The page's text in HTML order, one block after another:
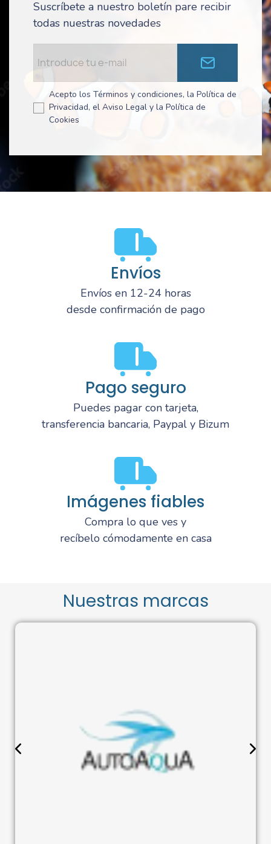
Suscríbete a nuestro boletín pare recibir
todas nuestras novedades
Acepto los Términos y condiciones, la Política de
Privacidad, el Aviso Legal y la Política de
Cookies
Envíos
Envíos en 12-24 horas
desde confirmación de pago
Pago seguro
Puedes pagar con tarjeta,
transferencia bancaria, Paypal y Bizum
Imágenes fiables
Compra lo que ves y
recíbelo cómodamente en casa
Nuestras marcas